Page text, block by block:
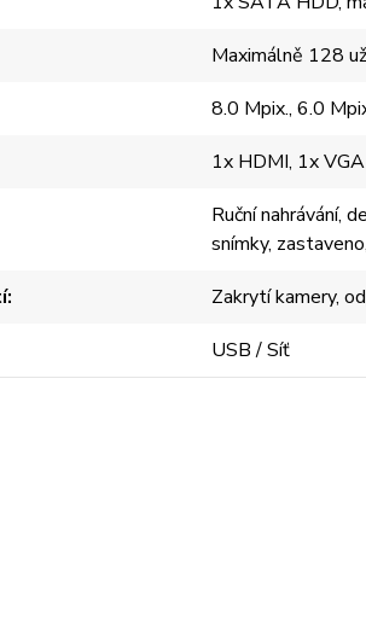
Maximálně 128
8.0 Mpix., 6.0
1x HDMI, 1x VGA
Ruční nahrávání,
snímky,
Zakrytí kamery,
USB / Síť